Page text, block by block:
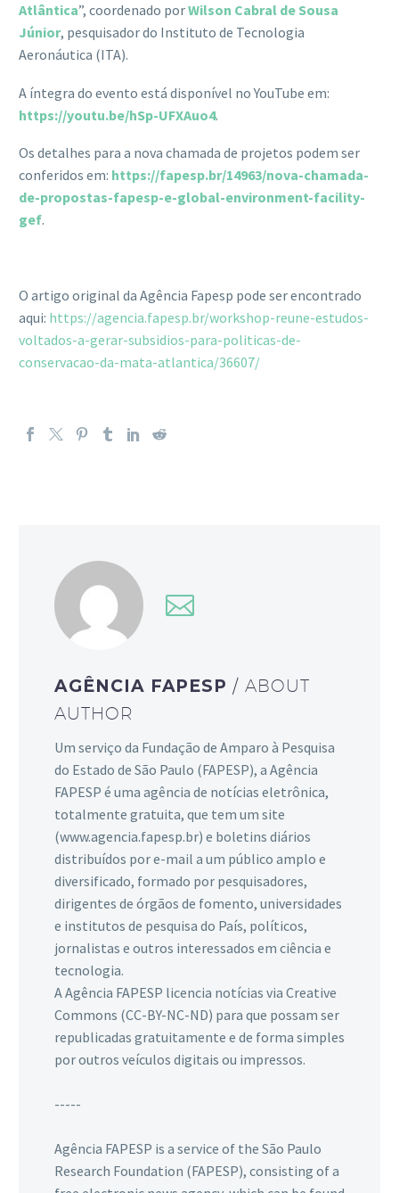
Atlântica”, coordenado porWilson Cabral de Sousa
Júnior, pesquisador do Instituto de Tecnologia
Aeronáutica (ITA).
A íntegra do evento está disponível no YouTube em:
https://youtu.be/hSp-UFXAuo4.
Os detalhes para a nova chamada de projetos podem ser
conferidos em: https://fapesp.br/14963/nova-chamada-
de-propostas-fapesp-e-global-environment-facility-
gef.
O artigo original da Agência Fapesp pode ser encontrado
aqui: https://agencia.fapesp.br/workshop-reune-estudos-
voltados-a-gerar-subsidios-para-politicas-de-
conservacao-da-mata-atlantica/36607/
AGÊNCIA FAPESP/ ABOUT
AUTHOR
Um serviço da Fundação de Amparo à Pesquisa
do Estado de São Paulo (FAPESP), a Agência
FAPESP é uma agência de notícias eletrônica,
totalmente gratuita, que tem um site
(www.agencia.fapesp.br) e boletins diários
distribuídos por e-mail a um público amplo e
diversificado, formado por pesquisadores,
dirigentes de órgãos de fomento, universidades
e institutos de pesquisa do País, políticos,
jornalistas e outros interessados em ciência e
tecnologia.
A Agência FAPESP licencia notícias via Creative
Commons (CC-BY-NC-ND) para que possam ser
republicadas gratuitamente e de forma simples
por outros veículos digitais ou impressos.
-----
Agência FAPESP is a service of the São Paulo
Research Foundation (FAPESP), consisting of a